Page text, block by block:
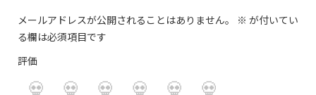
メールアドレスが公開されることはありません。 ※ が付いてい
る欄は必須項目です
評価